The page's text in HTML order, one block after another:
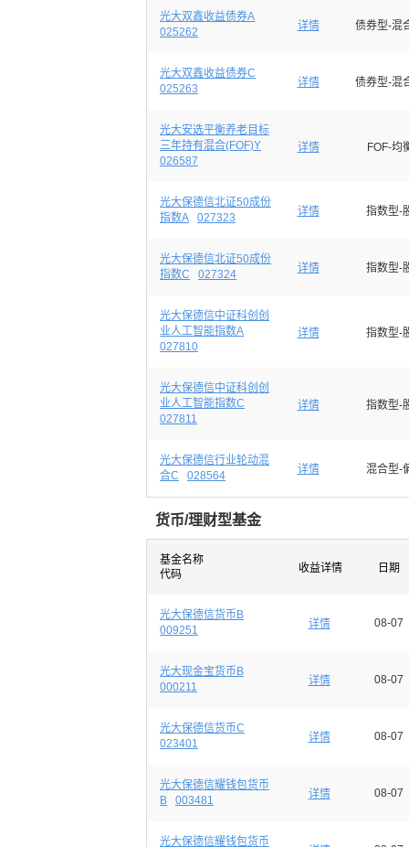
光大双鑫收益债券A
025262
详情 债券型-混
光大双鑫收益债券C
025263
详情 债券型-混
光大安选平衡养老目标
三年持有混合(FOF)Y
026587
详情 FOF-均
光大保德信北证50成份
指数A
027323 详情 指数型-
光大保德信北证50成份
指数C
027324 详情 指数型-
光大保德信中证科创创
业人工智能指数A
027810
详情 指数型-
光大保德信中证科创创
业人工智能指数C
027811
详情 指数型-
光大保德信行业轮动混
合C
028564 详情 混合型-
货币/理财型基金
基金名称
代码
收益详情 日期
光大保德信货币B
009251
详情 08-07
光大现金宝货币B
000211
详情 08-07
光大保德信货币C
023401
详情 08-07
光大保德信耀钱包货币
B
003481 详情 08-07
光大保德信耀钱包货币